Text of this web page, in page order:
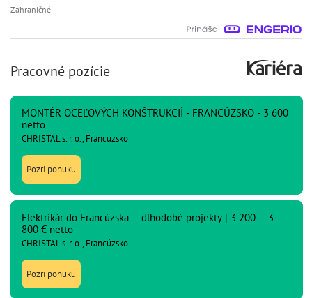
Zahraničné
Pracovné pozície
MONTÉR OCEĽOVÝCH KONŠTRUKCIÍ - FRANCÚZSKO - 3 600
netto
CHRISTAL s. r. o., Francúzsko
Pozri ponuku
Elektrikár do Francúzska – dlhodobé projekty | 3 200 – 3
800 € netto
CHRISTAL s. r. o., Francúzsko
Pozri ponuku